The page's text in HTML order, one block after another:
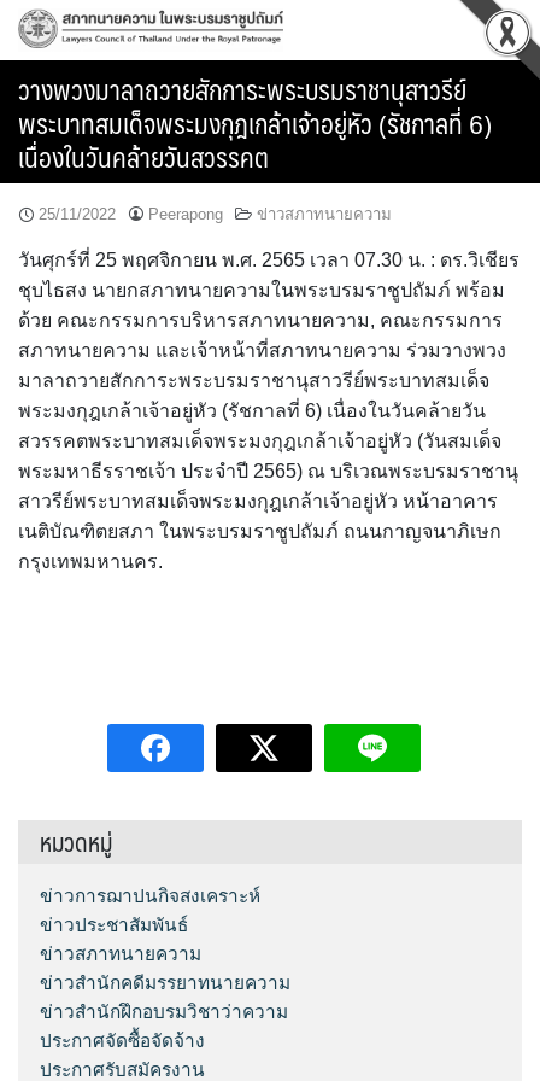
Skip
วางพวงมาลาถวายสักการะพระบรมราชานุสาวรีย์
พระบาทสมเด็จพระมงกุฎเกล้าเจ้าอยู่หัว (รัชกาลที่ 6)
เนื่องในวันคล้ายวันสวรรคต
25/11/2022 Peerapong ข่าวสภาทนายความ
วันศุกร์ที่ 25 พฤศจิกายน พ.ศ. 2565 เวลา 07.30 น. : ดร.วิเชียร
ชุบไธสง นายกสภาทนายความในพระบรมราชูปถัมภ์ พร้อม
ด้วย คณะกรรมการบริหารสภาทนายความ, คณะกรรมการ
สภาทนายความ และเจ้าหน้าที่สภาทนายความ ร่วมวางพวง
มาลาถวายสักการะพระบรมราชานุสาวรีย์พระบาทสมเด็จ
พระมงกุฎเกล้าเจ้าอยู่หัว (รัชกาลที่ 6) เนื่องในวันคล้ายวัน
สวรรคตพระบาทสมเด็จพระมงกุฎเกล้าเจ้าอยู่หัว (วันสมเด็จ
พระมหาธีรราชเจ้า ประจำปี 2565) ณ บริเวณพระบรมราชานุ
สาวรีย์พระบาทสมเด็จพระมงกุฎเกล้าเจ้าอยู่หัว หน้าอาคาร
เนติบัณฑิตยสภา ในพระบรมราชูปถัมภ์ ถนนกาญจนาภิเษก
กรุงเทพมหานคร.
หมวดหมู่
ข่าวการฌาปนกิจสงเคราะห์
ข่าวประชาสัมพันธ์
ข่าวสภาทนายความ
ข่าวสำนักคดีมรรยาทนายความ
ข่าวสำนักฝึกอบรมวิชาว่าความ
ประกาศจัดซื้อจัดจ้าง
ประกาศรับสมัครงาน